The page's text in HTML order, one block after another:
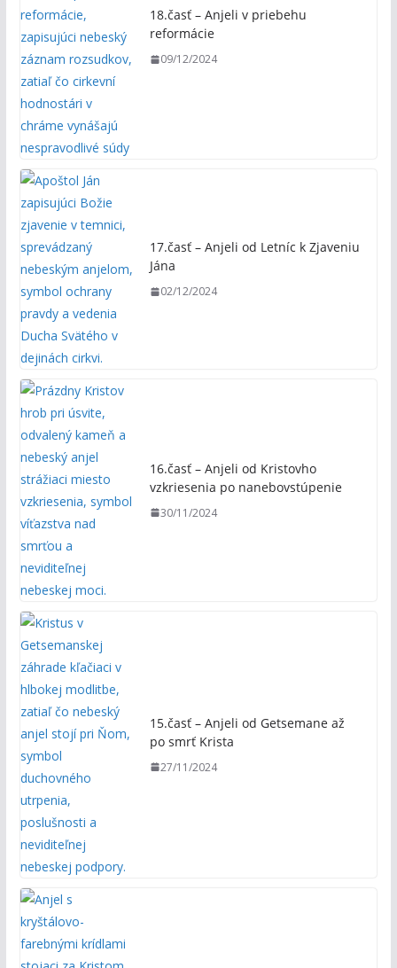
18.časť – Anjeli v priebehu
reformácie
09/12/2024
17.časť – Anjeli od Letníc k Zjaveniu
Jána
02/12/2024
16.časť – Anjeli od Kristovho
vzkriesenia po nanebovstúpenie
30/11/2024
15.časť – Anjeli od Getsemane až
po smrť Krista
27/11/2024